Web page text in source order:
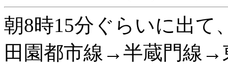
朝8時15分ぐらいに出て
田園都市線→半蔵門線→